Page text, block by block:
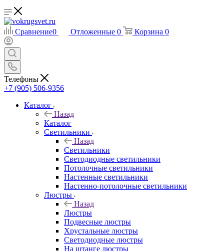
Сравнение0 Отложенные 0 Корзина 0
Телефоны
+7 (905) 506-9356
Каталог
Назад
Каталог
Светильники
Назад
Светильники
Светодиодные светильники
Потолочные светильники
Настенные светильники
Настенно-потолочные светильники
Люстры
Назад
Люстры
Подвесные люстры
Хрустальные люстры
Светодиодные люстры
На штанге люстры